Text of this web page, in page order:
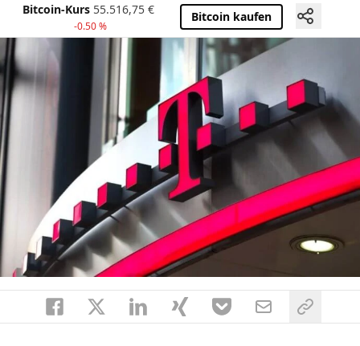
Bitcoin-Kurs 55.516,75 €
-0.50 %
Bitcoin kaufen